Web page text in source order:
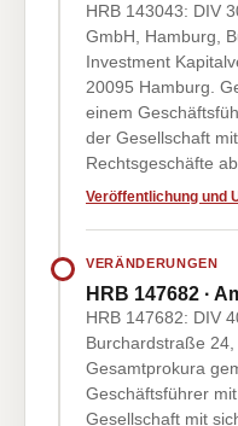
HRB 143043: DIV
GmbH, Hamburg,
Investment
20095 Hamburg.
einem
der Gesellschaft
Rechtsgeschäfte
Veröffentlichung und
VERÄNDERUNGEN
HRB 147682 ·
HRB 147682: DIV
Burchardstraße 24,
Gesamtprokura
Geschäftsführer
Gesellschaft mit